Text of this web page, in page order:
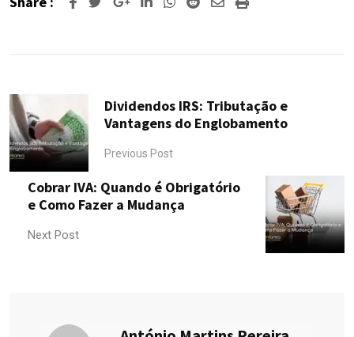
Dividendos IRS: Tributação e
Vantagens do Englobamento
Previous Post
Cobrar IVA: Quando é Obrigatório
e Como Fazer a Mudança
Next Post